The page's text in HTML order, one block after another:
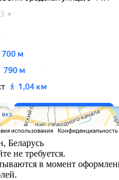
Беларусь
не требуется.
в момент